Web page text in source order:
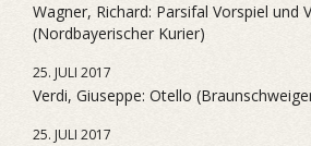
Wagner, Richard: Parsifal Vorspiel und
(Nordbayerischer Kurier)
25. JULI 2017
Verdi, Giuseppe: Otello
25. JULI 2017